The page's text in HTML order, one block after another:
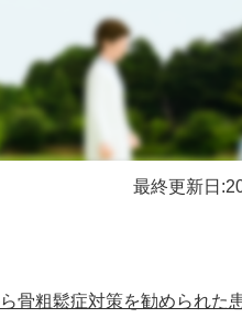
最終更新日
骨粗鬆症対策を勧められた